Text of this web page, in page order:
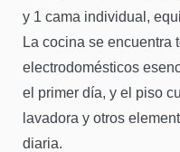
y 1 cama individual,
La cocina se encuentra
electrodomésticos
el primer día, y el piso
lavadora y otros
diaria.